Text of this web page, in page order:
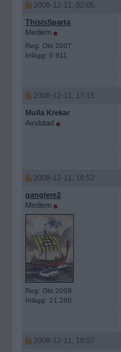
2008-12-11, 02:05
ThisIsSparta
Medlem
Reg: Okt 2007
Inlägg: 6 911
2008-12-11, 17:15
Mulla Krekar
Avslutad
2008-12-11, 18:52
ganglere2
Medlem
Reg: Okt 2008
Inlägg: 21 260
2008-12-11, 18:57